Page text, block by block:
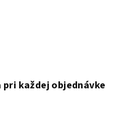
pri každej objednávke